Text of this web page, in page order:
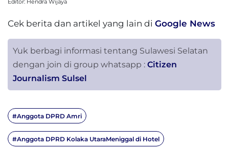
Editor: Hendra Wijaya
Cek berita dan artikel yang lain di Google News
Yuk berbagi informasi tentang Sulawesi Selatan
dengan join di group whatsapp : Citizen
Journalism Sulsel
#Anggota DPRD Amri
#Anggota DPRD Kolaka UtaraMeniggal di Hotel